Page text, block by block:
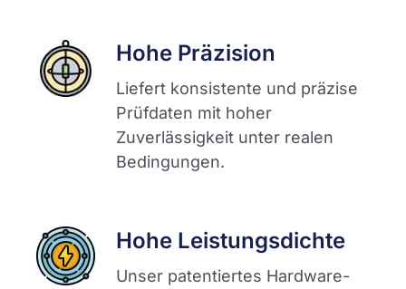
Hohe Präzision
Liefert konsistente und präzise
Prüfdaten mit hoher
Zuverlässigkeit unter realen
Bedingungen.
Hohe Leistungsdichte
Unser patentiertes Hardware-